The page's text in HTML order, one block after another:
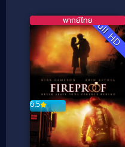
Full HD
6.5
พากย์ไทย